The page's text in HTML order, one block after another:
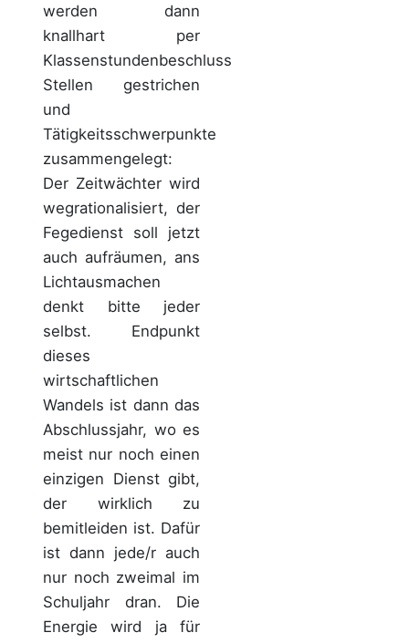
werden dann
knallhart per
Klassenstundenbeschluss
Stellen gestrichen
und
Tätigkeitsschwerpunkte
zusammengelegt:
Der Zeitwächter wird
wegrationalisiert, der
Fegedienst soll jetzt
auch aufräumen, ans
Lichtausmachen
denkt bitte jeder
selbst. Endpunkt
dieses
wirtschaftlichen
Wandels ist dann das
Abschlussjahr, wo es
meist nur noch einen
einzigen Dienst gibt,
der wirklich zu
bemitleiden ist. Dafür
ist dann jede/r auch
nur noch zweimal im
Schuljahr dran. Die
Energie wird ja für